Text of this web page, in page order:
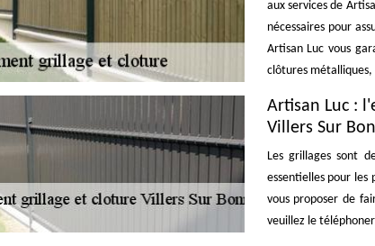
aux services de
nécessaires pour
Artisan Luc vous
clôtures
Artisan Luc :
Villers Sur
Les grillages sont
essentielles pour
vous proposer de
veuillez le